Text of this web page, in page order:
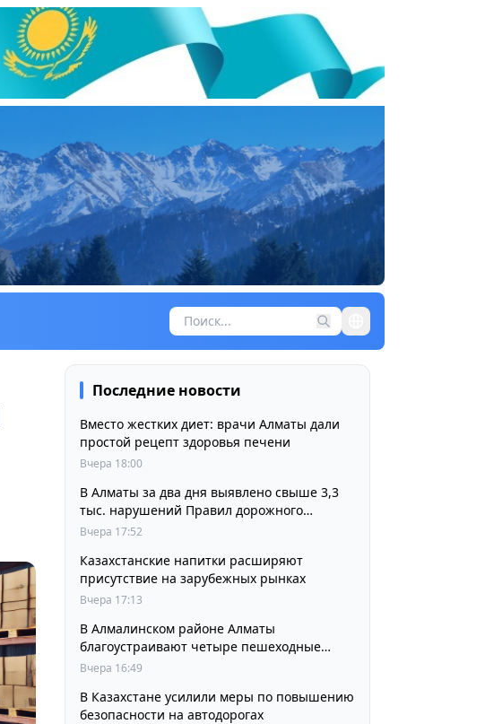
Последние новости
Вместо жестких диет: врачи Алматы дали
Вчера 18:00
В Алматы за два дня выявлено свыше 3,3
тыс. нарушений Правил дорожного
движения
Вчера 17:52
Казахстанские напитки расширяют
присутствие на зарубежных рынках
Вчера 17:13
В Алмалинском районе Алматы
благоустраивают четыре пешеходные
зоны и сквер перед ТЮЗом
Вчера 16:49
В Казахстане усилили меры по повышению
безопасности на автодорогах